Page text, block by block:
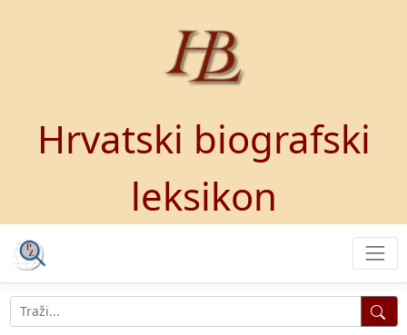
Hrvatski biografski
leksikon